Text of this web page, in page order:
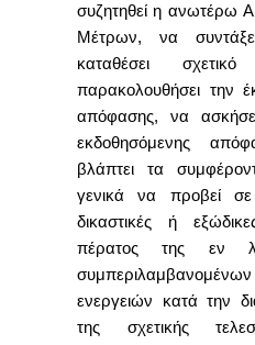
συζητηθεί η ανωτέρω
Μέτρων, να
καταθέσει
παρακολουθήσει την
απόφασης, να
εκδοθησόμενης
βλάπτει τα
γενικά να προβεί σε
δικαστικές ή
πέρατος της εν
ενεργειών κατά την
της σχετικής